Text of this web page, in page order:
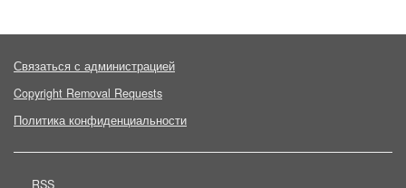
Связаться с администрацией
Copyright Removal Requests
Политика конфиденциальности
RSS